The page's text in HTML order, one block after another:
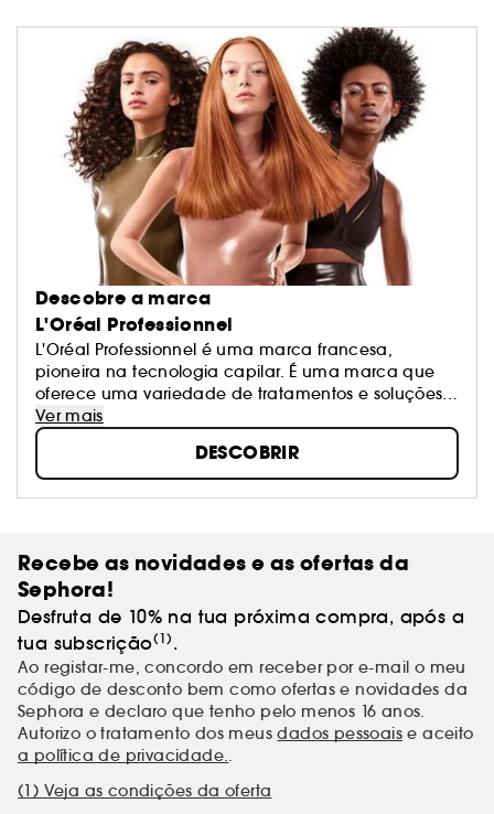
Descobre a marca
L'Oréal Professionnel
L'Oréal Professionnel é uma marca francesa,
pioneira na tecnologia capilar. É uma marca que
oferece uma variedade de tratamentos e soluções
adaptadas a todos os tipos de cabelo. Há várias
décadas a marcar presença nos melhores salões e
cabeleireiros, entregue o seu cabelo à criatividade,
inovação e paixão desta marca inovadora e
criadora de tendências.
Ver mais
DESCOBRIR
Recebe as novidades e as ofertas da
Sephora!
Desfruta de 10% na tua próxima compra, após a
tua subscrição(1) .
Ao registar-me, concordo em receber por e-mail o meu
código de desconto bem como ofertas e novidades da
Sephora e declaro que tenho pelo menos 16 anos.
Autorizo o tratamento dos meusdados pessoais e aceito
a política de privacidade..
(1) Veja as condições da oferta